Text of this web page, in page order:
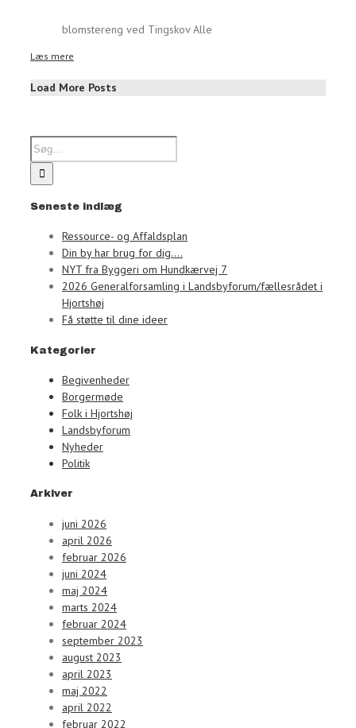
blomstereng ved Tingskov Alle
Læs mere
Load More Posts
Seneste indlæg
Ressource- og Affaldsplan
Din by har brug for dig….
NYT fra Byggeri om Hundkærvej 7
2026 Generalforsamling i Landsbyforum/fællesrådet i
Hjortshøj
Få støtte til dine ideer
Kategorier
Begivenheder
Borgermøde
Folk i Hjortshøj
Landsbyforum
Nyheder
Politik
Arkiver
juni 2026
april 2026
februar 2026
juni 2024
maj 2024
marts 2024
februar 2024
september 2023
august 2023
april 2023
maj 2022
april 2022
februar 2022